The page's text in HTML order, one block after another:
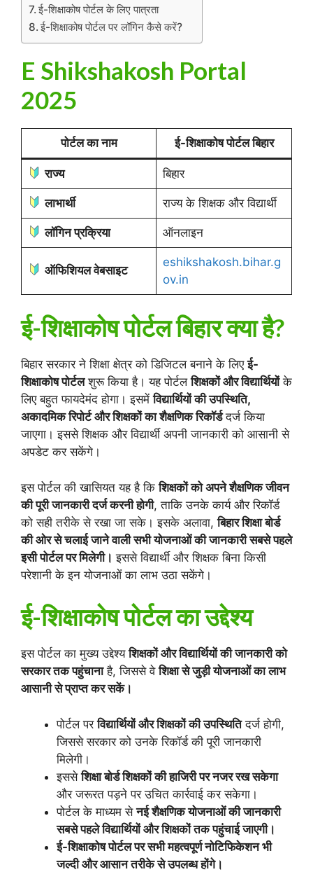
ई-शिक्षाकोष पोर्टल के लिए पात्रता
ई-शिक्षाकोष पोर्टल पर लॉगिन कैसे करें?
E Shikshakosh Portal
2025
पोर्टल का नाम ई-शिक्षाकोष पोर्टल बिहार
राज्य बिहार
लाभार्थी राज्य के शिक्षक और विद्यार्थी
लॉगिन प्रक्रिया ऑनलाइन
ऑफिशियल वेबसाइट
eshikshakosh.bihar.g
ov.in
ई-शिक्षाकोष पोर्टल बिहार क्या है?
बिहार सरकार ने शिक्षा क्षेत्र को डिजिटल बनाने के लिएई-
शिक्षाकोष पोर्टलशुरू किया है। यह पोर्टलशिक्षकों और विद्यार्थियोंके
लिए बहुत फायदेमंद होगा। इसमेंविद्यार्थियों की उपस्थिति,
अकादमिक रिपोर्ट और शिक्षकों का शैक्षणिक रिकॉर्डदर्ज किया
जाएगा। इससे शिक्षक और विद्यार्थी अपनी जानकारी को आसानी से
अपडेट कर सकेंगे।
इस पोर्टल की खासियत यह है किशिक्षकों को अपने शैक्षणिक जीवन
की पूरी जानकारी दर्ज करनी होगी, ताकि उनके कार्य और रिकॉर्ड
को सही तरीके से रखा जा सके। इसके अलावा,बिहार शिक्षा बोर्ड
की ओर से चलाई जाने वाली सभी योजनाओं की जानकारी सबसे पहले
इसी पोर्टल पर मिलेगी। इससे विद्यार्थी और शिक्षक बिना किसी
परेशानी के इन योजनाओं का लाभ उठा सकेंगे।
ई-शिक्षाकोष पोर्टल का उद्देश्य
इस पोर्टल का मुख्य उद्देश्यशिक्षकों और विद्यार्थियों की जानकारी को
सरकार तक पहुंचानाहै, जिससे वेशिक्षा से जुड़ी योजनाओं का लाभ
आसानी से प्राप्त कर सकें।
पोर्टल परविद्यार्थियों और शिक्षकों की उपस्थितिदर्ज होगी,
जिससे सरकार को उनके रिकॉर्ड की पूरी जानकारी
मिलेगी।
इससेशिक्षा बोर्ड शिक्षकों की हाजिरी पर नजर रख सकेगा
और जरूरत पड़ने पर उचित कार्रवाई कर सकेगा।
पोर्टल के माध्यम सेनई शैक्षणिक योजनाओं की जानकारी
सबसे पहले विद्यार्थियों और शिक्षकों तक पहुंचाई जाएगी।
ई-शिक्षाकोष पोर्टल पर सभी महत्वपूर्ण नोटिफिकेशन भी
जल्दी और आसान तरीके से उपलब्ध होंगे।